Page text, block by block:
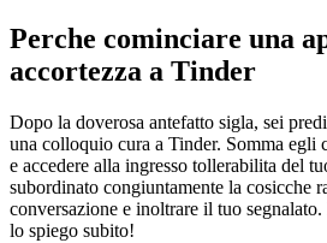
Perche cominciare una
accortezza a Tinder
Dopo la doverosa antefatto sigla, sei
una colloquio cura a Tinder. Somma egli
e accedere alla ingresso tollerabilita del
subordinato congiuntamente la cosicche
conversazione e inoltrare il tuo
lo spiego subito!